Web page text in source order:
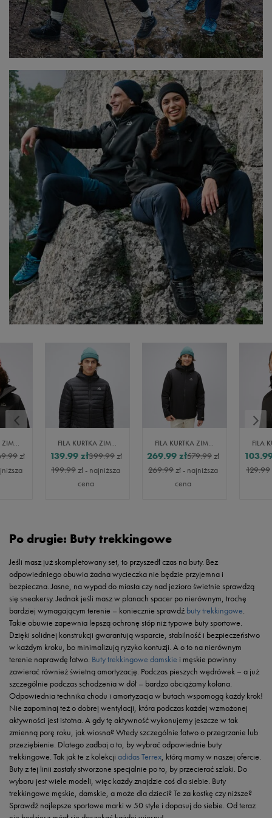
FILA KURTKA ZIMOWA ROZPINANA Z KAPTUREM LAMBRELLA
zł
FILA KURTKA ZIMOWA ROZPINANA Z KAPTUREM FILIP
399.99zł
139.99 zł
199.99zł- najniższa
cena
FILA KURTKA ZIMOWA ROZPINANA Z KAPTUREM LAMBROS
579.99zł
269.99 zł
269.99zł- najniższa
cena
129.99
Po drugie: Buty trekkingowe
Jeśli masz już skompletowany set, to przyszedł czas na buty. Bez
odpowiedniego obuwia żadna wycieczka nie będzie przyjemna i
bezpieczna. Jasne, na wypad do miasta czy nad jezioro świetnie sprawdzą
się sneakersy. Jednak jeśli masz w planach spacer po nierównym, trochę
bardziej wymagającym terenie – koniecznie sprawdź buty trekkingowe.
Takie obuwie zapewnia lepszą ochronę stóp niż typowe buty sportowe.
Dzięki solidnej konstrukcji gwarantują wsparcie, stabilność i bezpieczeństwo
w każdym kroku, bo minimalizują ryzyko kontuzji. A o to na nierównym
terenie naprawdę łatwo. Buty trekkingowe damskie i męskie powinny
zawierać również świetną amortyzację. Podczas pieszych wędrówek – a już
szczególnie podczas schodzenia w dół – bardzo obciążamy kolana.
Odpowiednia technika chodu i amortyzacja w butach wspomogą każdy krok!
Nie zapominaj też o dobrej wentylacji, która podczas każdej wzmożonej
aktywności jest istotna. A gdy tę aktywność wykonujemy jeszcze w tak
zmienną porę roku, jak wiosna? Wtedy szczególnie łatwo o przegrzanie lub
przeziębienie. Dlatego zadbaj o to, by wybrać odpowiednie buty
trekkingowe. Tak jak te z kolekcji adidas Terrex, którą mamy w naszej ofercie.
Buty z tej linii zostały stworzone specjalnie po to, by przecierać szlaki. Do
wyboru jest wiele modeli, więc każdy znajdzie coś dla siebie. Buty
trekkingowe męskie, damskie, a może dla dzieci? Te za kostkę czy niższe?
Sprawdź najlepsze sportowe marki w 50 style i dopasuj do siebie. Od teraz